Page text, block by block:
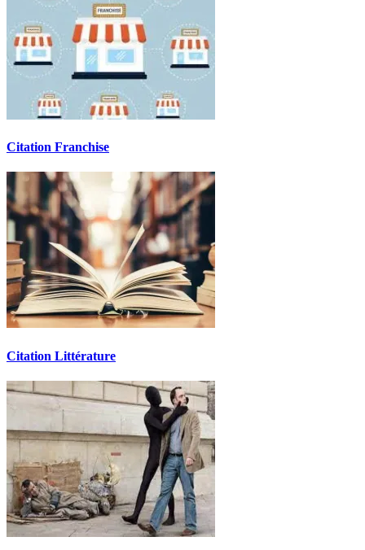
Citation Franchise
Citation Littérature